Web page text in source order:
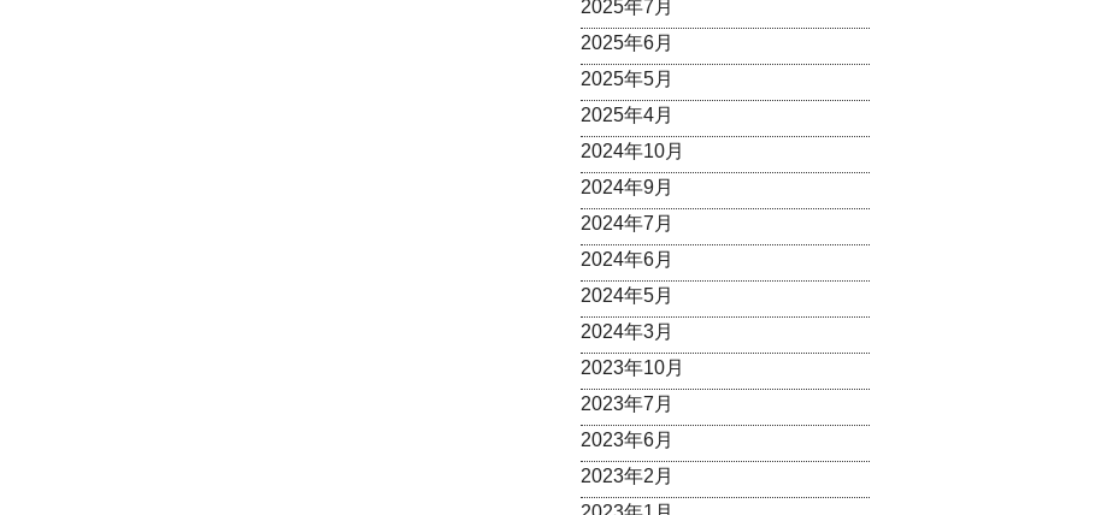
2025年7月
2025年6月
2025年5月
2025年4月
2024年10月
2024年9月
2024年7月
2024年6月
2024年5月
2024年3月
2023年10月
2023年7月
2023年6月
2023年2月